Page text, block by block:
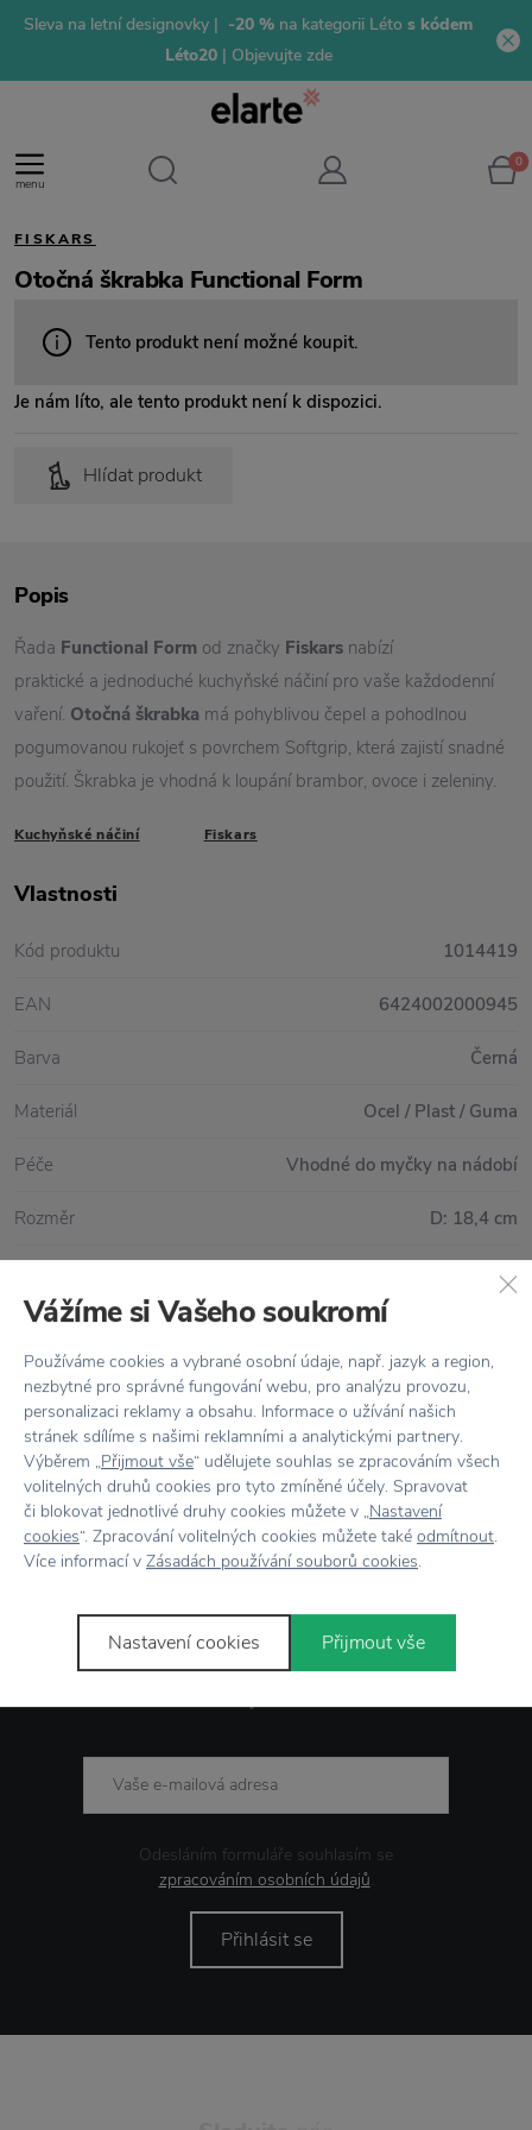
Sleva na letní designovky | -20 % na kategorii Léto s kódem
Léto20 | Objevujte zde
menu
0
FISKARS
Otočná škrabka Functional Form
Tento produkt není možné koupit.
Je nám líto, ale tento produkt není k dispozici.
Hlídat produkt
Vše skladem, odesíláme ihned
Doprava zdarmanad 2 000 Kč
Vrácení zbožído 30 dnů
7500+ produktůna výběr
Showroomve Zlíně
Popis
Řada Functional Form od značky Fiskars nabízí
praktické a jednoduché kuchyňské náčiní pro vaše každodenní
vaření. Otočná škrabka má pohyblivou čepel a pohodlnou
pogumovanou rukojeť s povrchem Softgrip, která zajistí snadné
použití. Škrabka je vhodná k loupání brambor, ovoce i zeleniny.
Kuchyňské náčiní Fiskars
Vlastnosti
Kód produktu 1014419
EAN 6424002000945
Barva Černá
Materiál Ocel / Plast / Guma
Péče Vhodné do myčky na nádobí
Rozměr D: 18,4 cm
Odesláním formuláře souhlasím se
zpracováním osobních údajů.
Přihlásit se
Vážíme si Vašeho soukromí
Používáme cookies a vybrané osobní údaje, např. jazyk a region,
nezbytné pro správné fungování webu, pro analýzu provozu,
personalizaci reklamy a obsahu. Informace o užívání našich
stránek sdílíme s našimi reklamními a analytickými partnery.
Výběrem „Přijmout vše“ udělujete souhlas se zpracováním všech
volitelných druhů cookies pro tyto zmíněné účely. Spravovat
či blokovat jednotlivé druhy cookies můžete v „Nastavení
cookies“. Zpracování volitelných cookies můžete také odmítnout.
Více informací v Zásadách používání souborů cookies.
Nastavení cookies Přijmout vše